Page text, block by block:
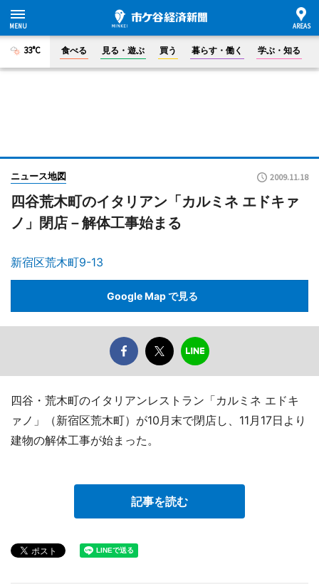
33°C 食べる 見る・遊ぶ 買う 暮らす・働く 学ぶ・知る
ニュース地図 2009.11.18
四谷荒木町のイタリアン「カルミネ エドキァ
ノ」閉店－解体工事始まる
新宿区荒木町9-13
Google Map で見る
四谷・荒木町のイタリアンレストラン「カルミネ エドキ
ァノ」（新宿区荒木町）が10月末で閉店し、11月17日より
建物の解体工事が始まった。
記事を読む